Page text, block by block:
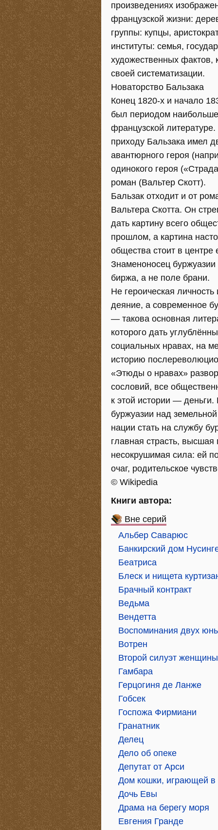
произведениях
французской жизни:
группы: купцы,
институты: семья,
художественных фактов,
своей систематизации.
Новаторство Бальзака
Конец 1820-х и начало
был периодом
французской
приходу Бальзака имел
авантюрного героя
одинокого героя
роман (Вальтер Скотт).
Бальзак отходит и от
Вальтера Скотта. Он
дать картину всего
прошлом, а картина
общества стоит в центре
Знаменоносец
биржа, а не поле брани.
Не героическая
деяние, а современное
— такова основная
которого дать
социальных нравах, на
историю
«Этюды о нравах»
сословий, все
к этой истории —
буржуазии над
нации стать на службу
главная страсть,
несокрушимая сила: ей
очаг, родительское
© Wikipedia
Книги автора:
Вне серий
Альбер Саварюс
Банкирский дом
Беатриса
Блеск и нищета
Брачный контракт
Ведьма
Вендетта
Воспоминания двух
Вотрен
Второй силуэт женщины
Гамбара
Герцогиня де Ланже
Гобсек
Госпожа Фирмиани
Гранатник
Делец
Дело об опеке
Депутат от Арси
Дом кошки, играющей в
Дочь Евы
Драма на берегу моря
Евгения Гранде